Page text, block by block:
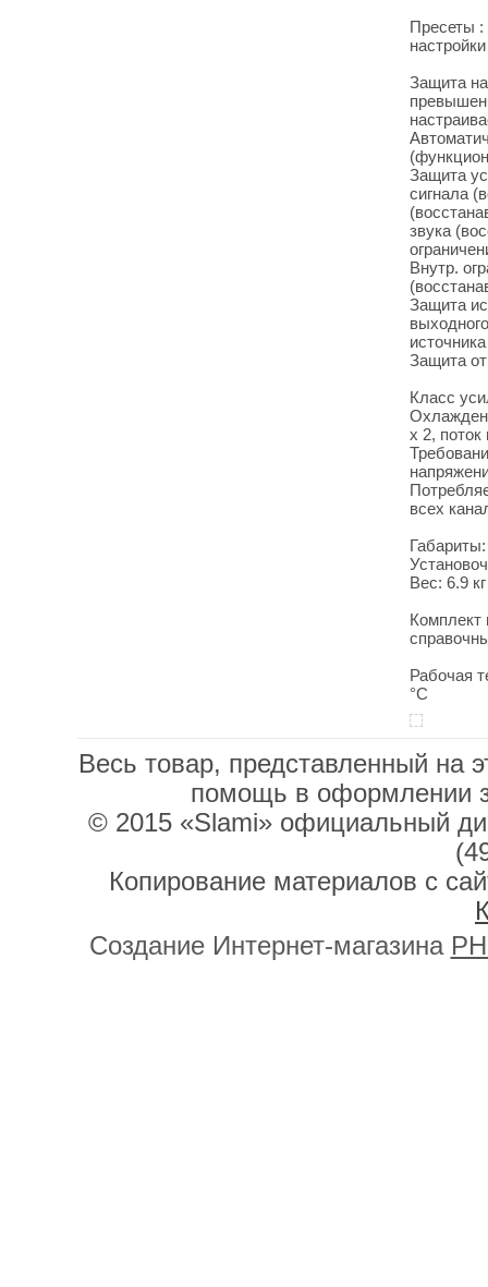
Пресеты :
Защита
Защита
сигнала
звука
Внутр.
Защита
Защита от
Класс
х 2, поток
всех
Вес: 6.9 кг
Комплект
Рабочая
°C
Весь товар, представленный на
помощь в оформлении
© 2015 «Slami» официальный
Копирование материалов с
Создание Интернет-магазина